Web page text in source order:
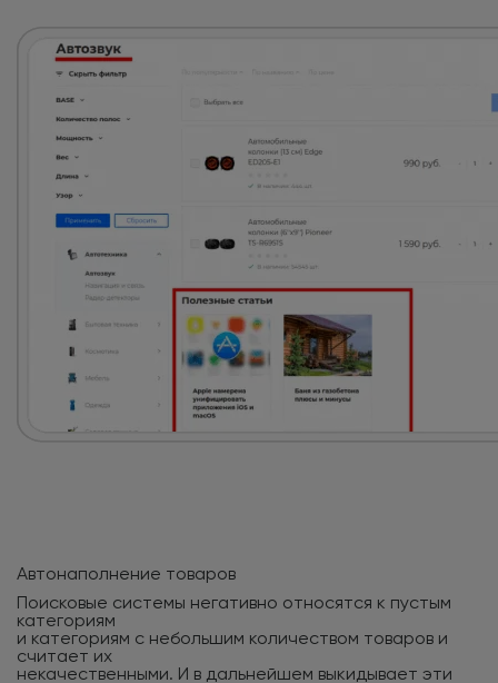
Автонаполнение товаров
Поисковые системы негативно относятся к пустым
категориям
и категориям с небольшим количеством товаров и
считает их
некачественными. И в дальнейшем выкидывает эти